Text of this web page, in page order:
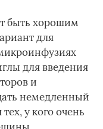
быть хорошим
для
для введения
и
немедленный
у кого очень